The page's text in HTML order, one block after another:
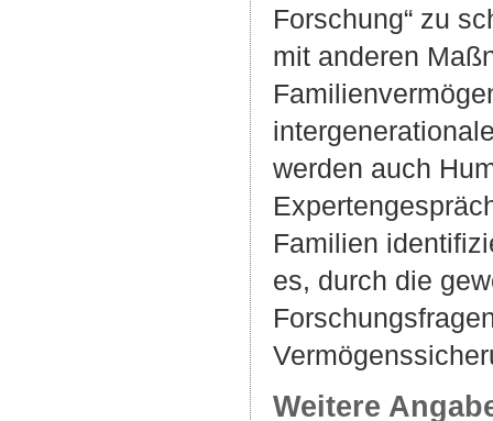
Forschung“ zu
mit anderen
werden auch
Familien
es, durch die
Weitere